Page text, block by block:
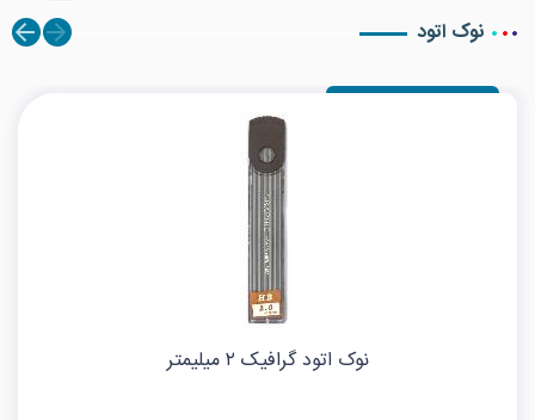
نوک اتود
نوک اتود گرافیک ۲ میلیمتر